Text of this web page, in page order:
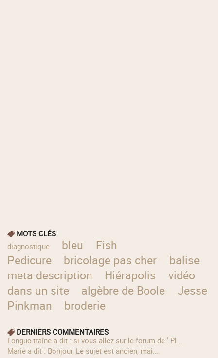
MOTS CLÉS
diagnostique
bleu
Fish
Pedicure
bricolage pas cher
balise
meta description
Hiérapolis
vidéo
dans un site
algèbre de Boole
Jesse
Pinkman
broderie
DERNIERS COMMENTAIRES
longue traîne a dit : si vous allez sur le forum de ' Pl...
Marie a dit : Bonjour, Le sujet est ancien, mai...